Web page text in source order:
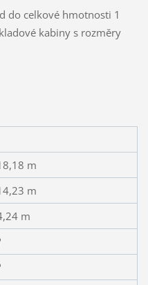
celkové hmotnosti 1
kabiny s rozměry
m
m
m